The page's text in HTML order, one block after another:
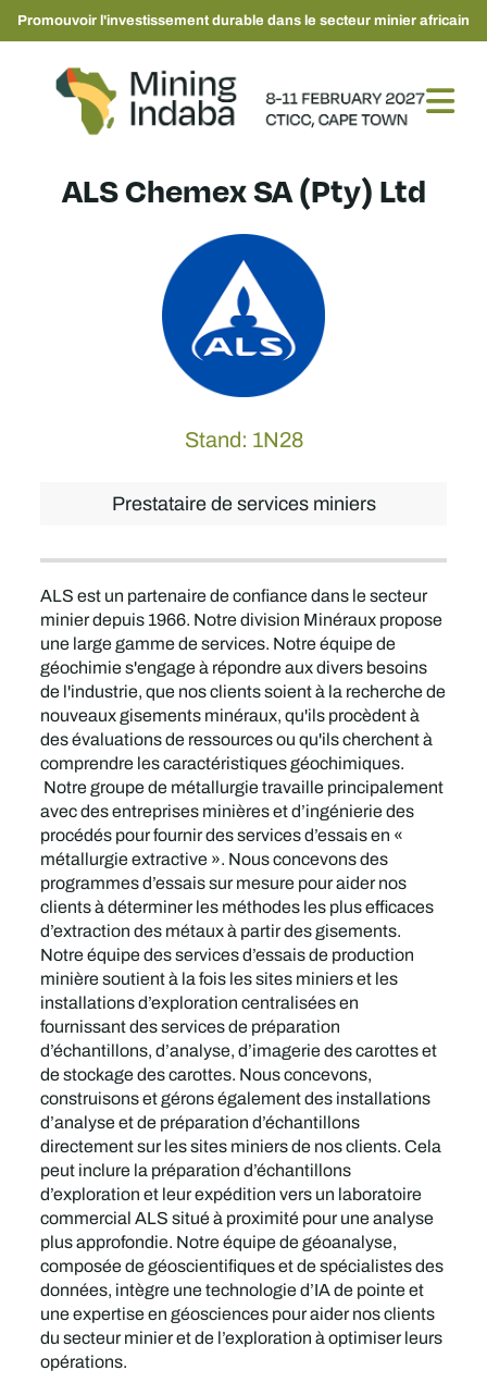
Promouvoir l'investissement durable dans le secteur minier africain
ALS Chemex SA (Pty) Ltd
Stand: 1N28
Prestataire de services miniers
ALS est un partenaire de confiance dans le secteur
minier depuis 1966. Notre division Minéraux propose
une large gamme de services. Notre équipe de
géochimie s'engage à répondre aux divers besoins
de l'industrie, que nos clients soient à la recherche de
nouveaux gisements minéraux, qu'ils procèdent à
des évaluations de ressources ou qu'ils cherchent à
comprendre les caractéristiques géochimiques.
Notre groupe de métallurgie travaille principalement
avec des entreprises minières et d’ingénierie des
procédés pour fournir des services d’essais en «
métallurgie extractive ». Nous concevons des
programmes d’essais sur mesure pour aider nos
clients à déterminer les méthodes les plus efficaces
d’extraction des métaux à partir des gisements.
Notre équipe des services d’essais de production
minière soutient à la fois les sites miniers et les
installations d’exploration centralisées en
fournissant des services de préparation
d’échantillons, d’analyse, d’imagerie des carottes et
de stockage des carottes. Nous concevons,
construisons et gérons également des installations
d’analyse et de préparation d’échantillons
directement sur les sites miniers de nos clients. Cela
peut inclure la préparation d’échantillons
d’exploration et leur expédition vers un laboratoire
commercial ALS situé à proximité pour une analyse
plus approfondie. Notre équipe de géoanalyse,
composée de géoscientifiques et de spécialistes des
données, intègre une technologie d’IA de pointe et
une expertise en géosciences pour aider nos clients
du secteur minier et de l’exploration à optimiser leurs
opérations.